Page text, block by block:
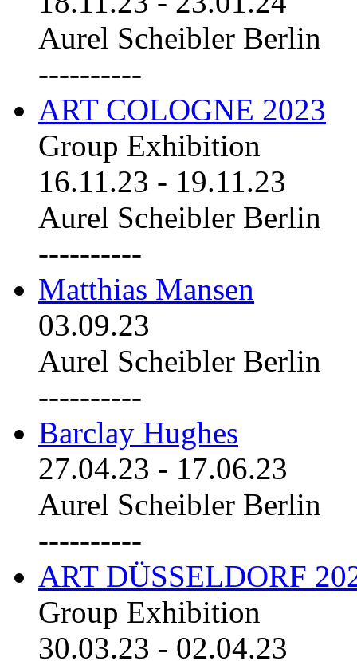
Aurel Scheibler Berlin
----------
ART COLOGNE 2023
Group Exhibition
16.11.23 - 19.11.23
Aurel Scheibler Berlin
----------
Matthias Mansen
03.09.23
Aurel Scheibler Berlin
----------
Barclay Hughes
27.04.23 - 17.06.23
Aurel Scheibler Berlin
----------
ART DÜSSELDORF
Group Exhibition
30.03.23 - 02.04.23